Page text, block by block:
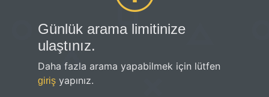
Günlük arama limitinize
ulaştınız.
Daha fazla arama yapabilmek için lütfen
giriş yapınız.